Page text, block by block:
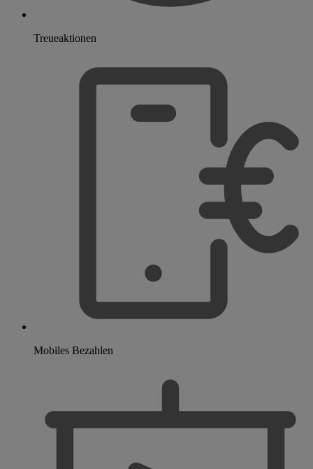
Treueaktionen
Mobiles Bezahlen